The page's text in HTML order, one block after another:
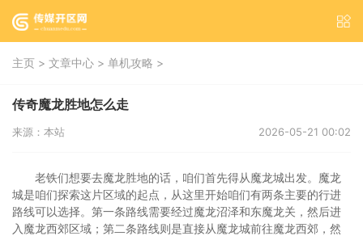
主页 > 文章中心 > 单机攻略 >
传奇魔龙胜地怎么走
来源：本站 2026-05-21 00:02
老铁们想要去魔龙胜地的话，咱们首先得从魔龙城出发。魔龙
城是咱们探索这片区域的起点，从这里开始咱们有两条主要的行进
路线可以选择。第一条路线需要经过魔龙沼泽和东魔龙关，然后进
入魔龙西郊区域；第二条路线则是直接从魔龙城前往魔龙西郊，然